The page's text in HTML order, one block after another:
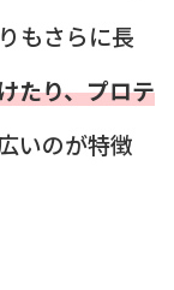
もさらに長
たり、プロテ
いのが特徴